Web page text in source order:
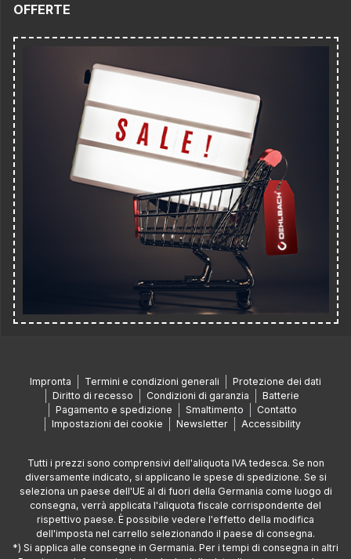
OFFERTE
Impronta Termini e condizioni generali
Protezione dei dati
Diritto di recesso
Condizioni di garanzia
Batterie
Pagamento e spedizione
Smaltimento
Contatto
Impostazioni dei cookie
Newsletter Accessibility
Tutti i prezzi sono comprensivi dell'aliquota IVA tedesca. Se non
diversamente indicato, si applicano le spese di spedizione. Se si
seleziona un paese dell'UE al di fuori della Germania come luogo di
consegna, verrà applicata l'aliquota fiscale corrispondente del
rispettivo paese. È possibile vedere l'effetto della modifica
dell'imposta nel carrello selezionando il paese di consegna.
*) Si applica alle consegne in Germania. Per i tempi di consegna in altri